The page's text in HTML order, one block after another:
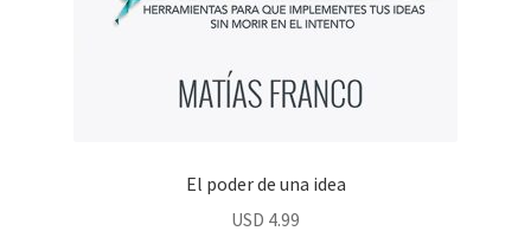
El poder de una idea
USD 4.99